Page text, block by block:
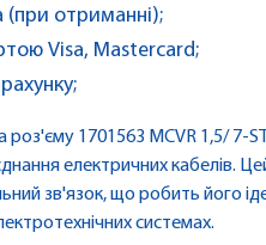
(при отриманні);
Visa, Mastercard;
роз'єму 1701563 MCVR 1,5/ 7-
електричних кабелів.
зв'язок, що робить його
системах.